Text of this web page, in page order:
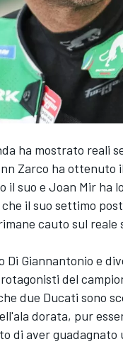
ha mostrato reali
Zarco ha ottenuto
il suo e Joan Mir ha
il suo settimo
cauto sul reale
Di Giannantonio e
del
due Ducati sono
dorata, pur
di aver guadagnato